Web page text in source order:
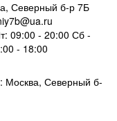
Северный б-р 7Б
09:00 - 20:00 Сб -
- 18:00
Москва, Северный б-